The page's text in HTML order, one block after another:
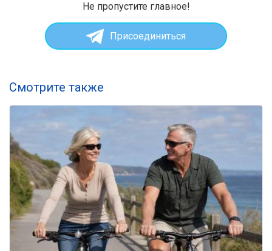
Не пропустите главное!
Присоединиться
Смотрите также